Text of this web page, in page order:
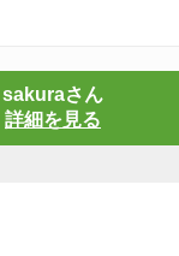
sakuraさん
詳細を見る